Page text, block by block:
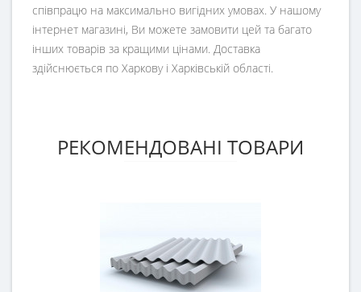
співпрацю на максимально вигідних умовах. У нашому
інтернет магазині, Ви можете замовити цей та багато
інших товарів за кращими цінами. Доставка
здійснюється по Харкову і Харківській області.
РЕКОМЕНДОВАНІ ТОВАРИ